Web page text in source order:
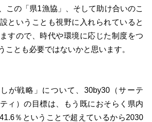
この「県1漁協」、そして助け合いのこ
ということも視野に入れられていると
すので、時代や環境に応じた制度をつ
ことも必要ではないかと思います。
しが戦略」について、30by30（サーテ
ィ）の目標は、もう既におそらく県内
％ということで超えているから2030